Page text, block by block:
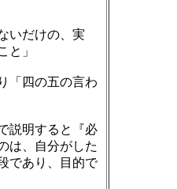
いだけの、実
と」
「四の五の言わ
説明すると『必
は、自分がした
であり、目的で